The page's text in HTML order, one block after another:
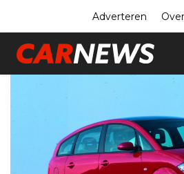
Adverteren